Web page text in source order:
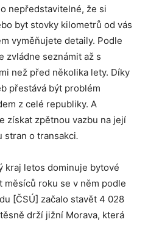
nepředstavitelné, že si
byt stovky kilometrů od vás
vyměňujete detaily. Podle
zvládne seznámit až s
než před několika lety. Díky
přestává být problém
z celé republiky. A
získat zpětnou vazbu na její
stran o transakci.
kraj letos dominuje bytové
měsíců roku se v něm podle
[ČSÚ] začalo stavět 4 028
drží jižní Morava, která